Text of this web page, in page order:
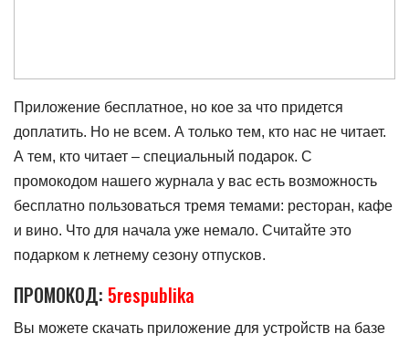
Приложение бесплатное, но кое за что придется
доплатить. Но не всем. А только тем, кто нас не читает.
А тем, кто читает – специальный подарок. С
промокодом нашего журнала у вас есть возможность
бесплатно пользоваться тремя темами: ресторан, кафе
и вино. Что для начала уже немало. Считайте это
подарком к летнему сезону отпусков.
ПРОМОКОД: 5respublika
Вы можете скачать приложение для устройств на базе